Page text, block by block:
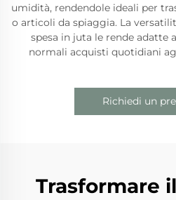
umidità, rendendole ideali per
o articoli da spiaggia. La
spesa in juta le rende adatte
normali acquisti quotidiani
Richiedi un
Trasformare